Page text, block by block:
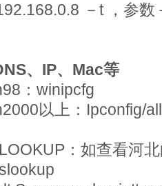
－t ，参数
、IP、Mac等
：winipcfg
以上：Ipconfig/all
：如查看河北